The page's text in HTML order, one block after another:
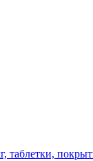
таблетки,